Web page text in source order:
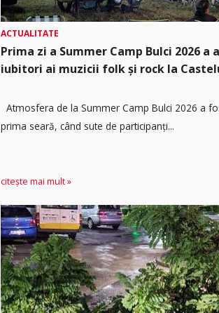
ACTUALITATE
Prima zi a Summer Camp Bulci 2026 a
iubitori ai muzicii folk și rock la
Atmosfera de la Summer Camp Bulci 2026 a
prima seară, când sute de participanți...
citește mai mult »